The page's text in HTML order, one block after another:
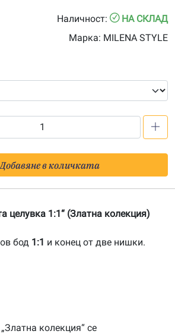
Наличност:
НА СКЛАД
Марка: MILENA STYLE
в количката
целувка 1:1“ (Златна колекция)
бод 1:1 и конец от две нишки.
колекция“ се